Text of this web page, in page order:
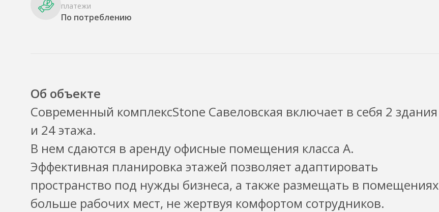
платежи
По потреблению
Об объекте
Современный комплексStone Савеловская включает в себя 2 здания
и 24 этажа.
В нем сдаются в аренду офисные помещения класса А.
Эффективная планировка этажей позволяет адаптировать
пространство под нужды бизнеса, а также размещать в помещениях
больше рабочих мест, не жертвуя комфортом сотрудников.